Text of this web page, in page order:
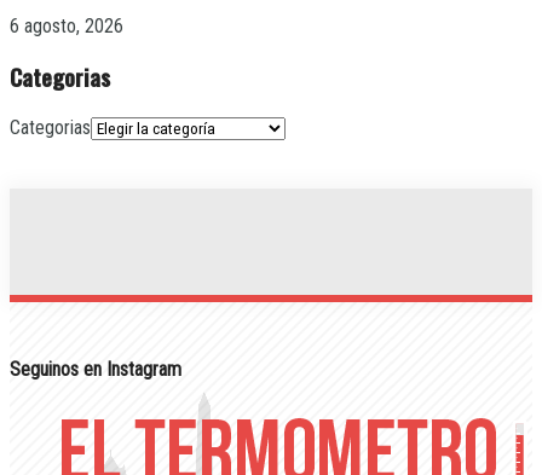
6 agosto, 2026
Categorias
Categorias
Seguinos en Instagram